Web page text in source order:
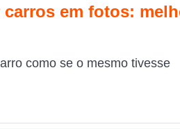
em fotos:
como se o mesmo tivesse